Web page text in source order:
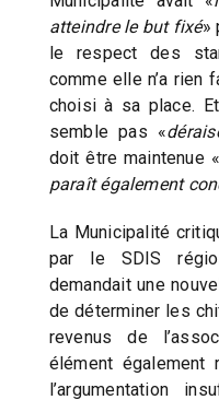
atteindre le but fixé»
le respect des
comme elle n’a rien
choisi à sa place.
semble pas «
doit être maintenue «
paraît également
La Municipalité
par le SDIS
demandait une
de déterminer les
revenus de
élément
l’argumentation